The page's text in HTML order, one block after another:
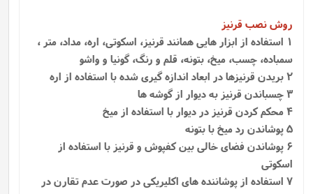
روش نصب قرنیز
1 استفاده از ابزار هایی همانند قرنیز، اسکوتی، اره، مداد، متر ،
سمباده، چسب، میخ، بتونه، قلم و رنگ، گونیا و واشو
2 بریدن قرنیزها در ابعاد اندازه گیری شده با استفاده از اره
3 چسباندن قرنیز به دیوار از گوشه ها
4 محکم کردن قرنیز در دیوار با استفاده از میخ
5 پوشاندن رد میخ با بتونه
6 پوشاندن فضای خالی بین کفپوش و قرنیز با استفاده از
اسکوتی
7 استفاده از پوشاننده‌ های اکلیریکی در صورت عدم تقارن در